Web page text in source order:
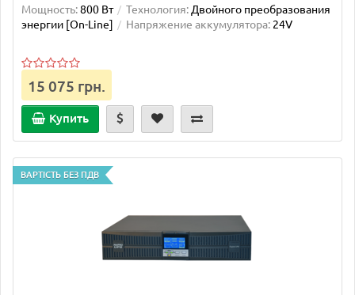
Мощность:800 Вт Технология: Двойного преобразования
энергии [On-Line]
Напряжение аккумулятора: 24V
15 075 грн.
Купить
ВАРТІСТЬ БЕЗ ПДВ